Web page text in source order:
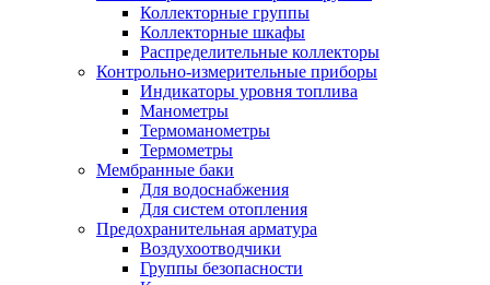
Коллекторные группы
Коллекторные шкафы
Распределительные коллекторы
Контрольно-измерительные приборы
Индикаторы уровня топлива
Манометры
Термоманометры
Термометры
Мембранные баки
Для водоснабжения
Для систем отопления
Предохранительная арматура
Воздухоотводчики
Группы безопасности